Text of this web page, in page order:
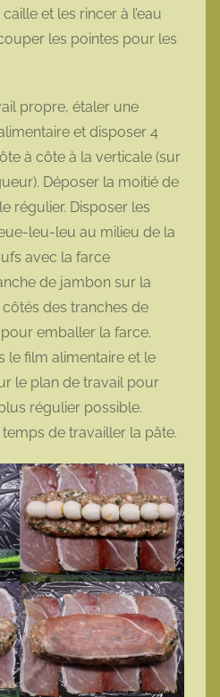
et les rincer à l’eau
les pointes pour les
propre, étaler une
et disposer 4
à côte à la verticale (sur
Déposer la moitié de
régulier. Disposer les
leu-leu au milieu de la
avec la farce
de jambon sur la
des tranches de
emballer la farce.
le film alimentaire et le
le plan de travail pour
régulier possible.
de travailler la pâte.